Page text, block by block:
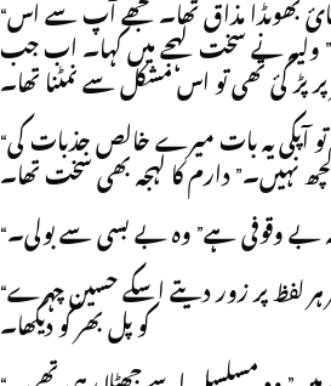
“ميرے خيال ميں يہ انتہائ بھوںڈا مذاق تھا۔ مجھے آپ سے اس
وليہ نے سخت لہجے ميں کہا۔ اب جب
پڑ گئ تھی تو اس مشکل سے نمٹنا تھا۔
“اگر آپ چہرہ شناس ہيں تو آپکی يہ بات مير‌ے خالص جذبات کی
نہيں۔” دارم کا لہجہ بھی سخت تھا۔
بے وقوفی ہے” وہ بے بسی سے بولی۔
“يہ محبت ہے” دارم نے ہر ہر لفظ پر زور ديتے اسکے حسين چہرے
کو پل بھر کو ديکھا۔